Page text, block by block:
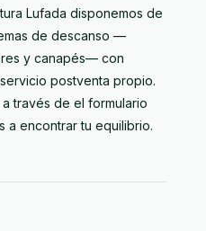
Lufada disponemos de
de descanso —
y canapés— con
postventa propio.
través de el formulario
a encontrar tu equilibrio.